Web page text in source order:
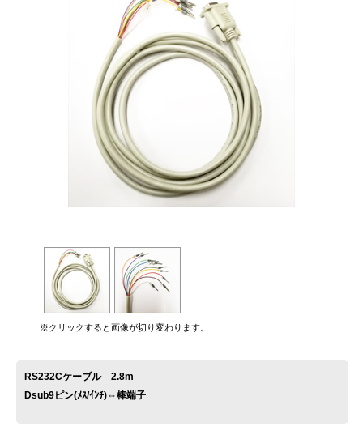
お客様サポート
会社情報
※クリックすると画像が切り変わります。
RS232Cケーブル 2.8m
Dsub9ピン(ﾒｽ/ｲﾝﾁ)⇔棒端子